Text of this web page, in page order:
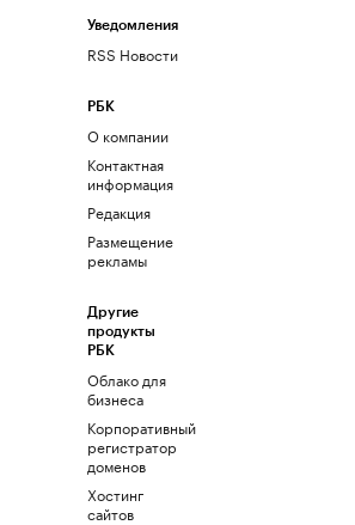
Уведомления
RSS Новости
РБК
О компании
Контактная
информация
Редакция
Размещение
рекламы
Другие
продукты
РБК
Облако для
бизнеса
Корпоративный
регистратор
доменов
Хостинг
сайтов